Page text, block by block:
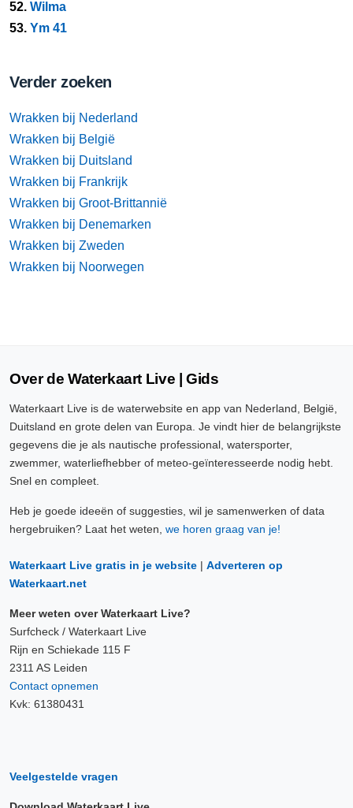
52. Wilma
53. Ym 41
Verder zoeken
Wrakken bij Nederland
Wrakken bij België
Wrakken bij Duitsland
Wrakken bij Frankrijk
Wrakken bij Groot-Brittannië
Wrakken bij Denemarken
Wrakken bij Zweden
Wrakken bij Noorwegen
Over de Waterkaart Live | Gids
Waterkaart Live is de waterwebsite en app van Nederland, België,
Duitsland en grote delen van Europa. Je vindt hier de belangrijkste
gegevens die je als nautische professional, watersporter,
zwemmer, waterliefhebber of meteo-geïnteresseerde nodig hebt.
Snel en compleet.
Heb je goede ideeën of suggesties, wil je samenwerken of data
hergebruiken? Laat het weten, we horen graag van je!
Waterkaart Live gratis in je website | Adverteren op
Waterkaart.net
Meer weten over Waterkaart Live?
Surfcheck / Waterkaart Live
Rijn en Schiekade 115 F
2311 AS Leiden
Contact opnemen
Kvk: 61380431
Veelgestelde vragen